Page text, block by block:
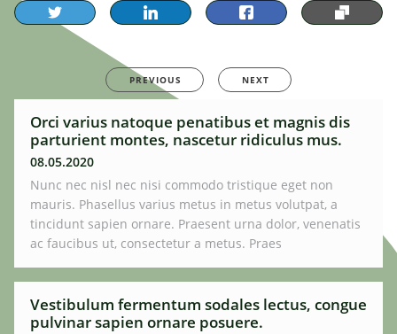
PREVIOUS NEXT
Orci varius natoque penatibus et magnis dis
parturient montes, nascetur ridiculus mus.
08.05.2020
Nunc nec nisl nec nisi commodo tristique eget non
mauris. Phasellus varius metus in metus volutpat, a
tincidunt sapien ornare. Praesent urna dolor, venenatis
ac faucibus ut, consectetur a metus. Praes
Vestibulum fermentum sodales lectus, congue
pulvinar sapien ornare posuere.